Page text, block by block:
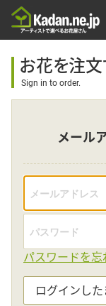
お花を注文
Sign in to order.
メール
パスワードを忘
ログインし